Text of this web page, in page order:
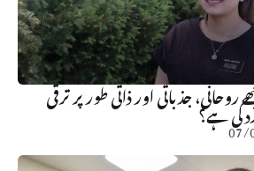
جذباتی اور ذاتی طور پر ترقیکی ہے؟
07/